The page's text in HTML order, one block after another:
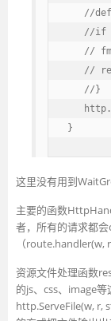
//
//if
//
//
   //}
}
这里没有用到
主要的函数
者，所有的请求都
（route.handler(w,
资源文件处理函数
的js、css、image
http.ServeFile(w, r,